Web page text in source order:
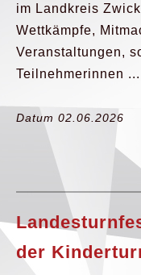
im Landkreis
Wettkämpfe,
Veranstaltungen,
Teilnehmerinnen ...
Datum 02.06.2026
der